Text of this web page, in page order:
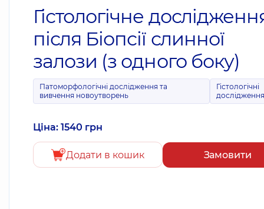
Гістологічне
після Біопсії слинної
залози (з одного боку)
Патоморфологічні дослідження та
вивчення новоутворень
Гістологічні
дослідження
Ціна: 1540 грн
Додати в кошик Замовити